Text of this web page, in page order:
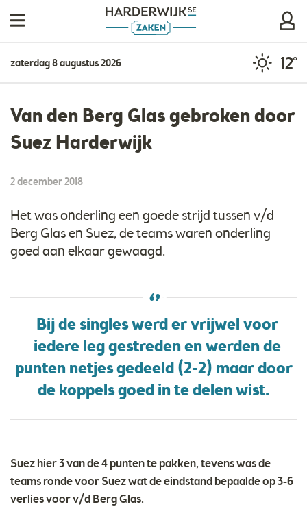
zaterdag 8 augustus 2026 12°
Van den Berg Glas gebroken door
Suez Harderwijk
2 december 2018
Het was onderling een goede strijd tussen v/d
Berg Glas en Suez, de teams waren onderling
goed aan elkaar gewaagd.
Bij de singles werd er vrijwel voor
iedere leg gestreden en werden de
punten netjes gedeeld (2-2) maar door
de koppels goed in te delen wist.
Suez hier 3 van de 4 punten te pakken, tevens was de
teams ronde voor Suez wat de eindstand bepaalde op 3-6
verlies voor v/d Berg Glas.